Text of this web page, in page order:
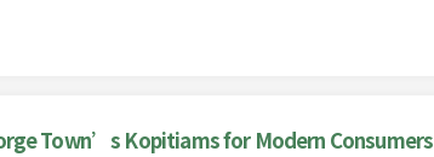
Town’s Kopitiams for Modern Consumers